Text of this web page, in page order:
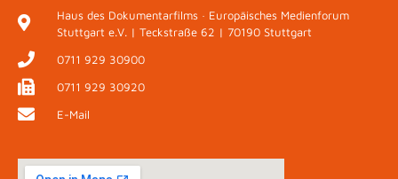
Haus des Dokumentarfilms · Europäisches Medienforum
Stuttgart e.V. | Teckstraße 62 | 70190 Stuttgart
0711 929 30900
0711 929 30920
E-Mail